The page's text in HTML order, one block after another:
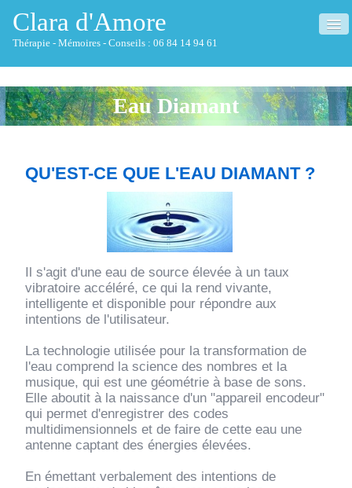
Clara d'Amore
Thérapie - Mémoires - Conseils : 06 84 14 94 61
ACCUEIL
QUI SUIS-JE ?
NETTOYAGE HABITAT
CONFÉRENCES
CONTACT
Eau Diamant
QU'EST-CE QUE L'EAU DIAMANT ?
Il s'agit d'une eau de source élevée à un taux
vibratoire accéléré, ce qui la rend vivante,
intelligente et disponible pour répondre aux
intentions de l'utilisateur.
La technologie utilisée pour la transformation de
l'eau comprend la science des nombres et la
musique, qui est une géométrie à base de sons.
Elle aboutit à la naissance d'un "appareil encodeur"
qui permet d'enregistrer des codes
multidimensionnels et de faire de cette eau une
antenne captant des énergies élevées.
En émettant verbalement des intentions de